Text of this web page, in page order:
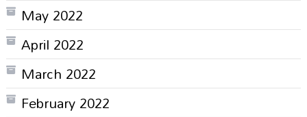
May 2022
April 2022
March 2022
February 2022